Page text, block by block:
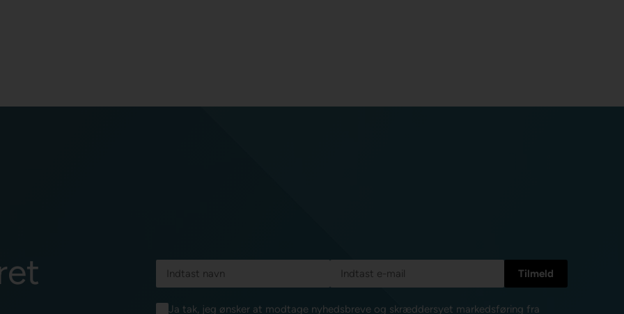
Ja tak, jeg ønsker at modtage nyhedsbreve og skræddersyet markedsføring fra